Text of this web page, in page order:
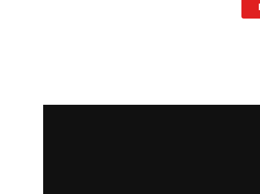
dovranno decidere sul merito della